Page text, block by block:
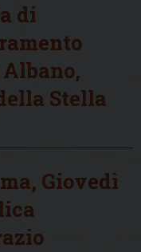
di
Stella
Giovedì